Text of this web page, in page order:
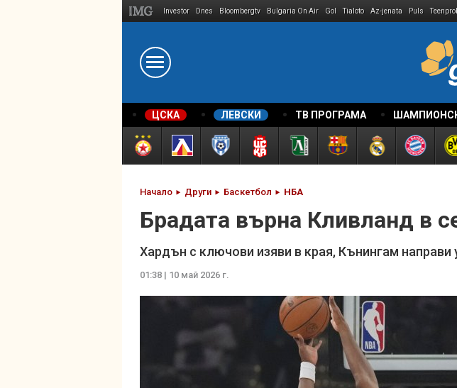
Investor Dnes Bloombergtv Bulgaria On Air Gol Tialoto Az-jenata Puls
ЦСКА ЛЕВСКИ ТВ ПРОГРАМА
Начало Други Баскетбол НБА
Брадата върна Кливланд в
Хардън с ключови изяви в края, Кънингам
01:38 | 10 май 2026 г.